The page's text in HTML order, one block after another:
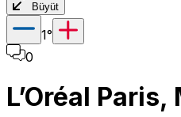
Büyüt
1°
0
L’Oréal